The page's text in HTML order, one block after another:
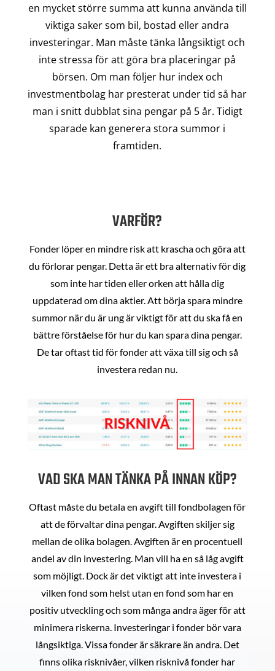
en mycket större summa att kunna använda till
viktiga saker som bil, bostad eller andra
investeringar. Man måste tänka långsiktigt och
inte stressa för att göra bra placeringar på
börsen. Om man följer hur index och
investmentbolag har presterat under tid så har
man i snitt dubblat sina pengar på 5 år. Tidigt
sparade kan generera stora summor i
framtiden.
VARFÖR?
Fonder löper en mindre risk att krascha och göra att
du förlorar pengar. Detta är ett bra alternativ för dig
som inte har tiden eller orken att hålla dig
uppdaterad om dina aktier. Att börja spara mindre
summor när du är ung är viktigt för att du ska få en
bättre förståelse för hur du kan spara dina pengar.
De tar oftast tid för fonder att växa till sig och så
investera redan nu.
VAD SKA MAN TÄNKA PÅ INNAN KÖP?
Oftast måste du betala en avgift till fondbolagen för
att de förvaltar dina pengar. Avgiften skiljer sig
mellan de olika bolagen. Avgiften är en procentuell
andel av din investering. Man vill ha en så låg avgift
som möjligt. Dock är det viktigt att inte investera i
vilken fond som helst utan en fond som har en
positiv utveckling och som många andra äger för att
minimera riskerna. Investeringar i fonder bör vara
långsiktiga. Vissa fonder är säkrare än andra. Det
finns olika risknivåer, vilken risknivå fonder har